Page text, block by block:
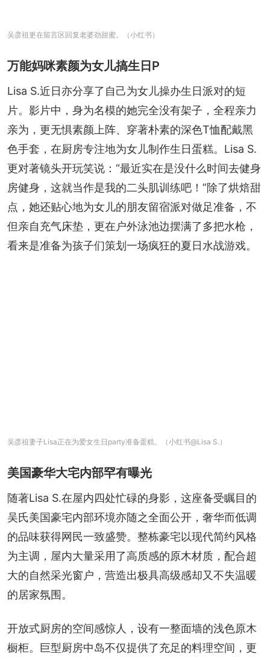
吴彦祖更在留言区回复老婆劲甜蜜。（小红书）
万能妈咪素颜为女儿搞生日P
Lisa S.近日亦分享了自己为女儿操办生日派对的短
片。影片中，身为名模的她完全没有架子，全程亲力
亲为，更无惧素颜上阵、穿著朴素的深色T恤配戴黑
色手套，在厨房专注地为女儿制作生日蛋糕。Lisa S.
更对著镜头开玩笑说：“最近实在是没什么时间去健身
房健身，这就当作是我的二头肌训练吧！”除了烘焙甜
点，她还贴心地为女儿的朋友留宿派对做足准备，不
但亲自充气床垫，更在户外泳池边摆满了多把水枪，
看来是准备为孩子们策划一场疯狂的夏日水战游戏。
吴彦祖妻子Lisa正在为爱女生日party准备蛋糕。（小红书@Lisa S.）
美国豪华大宅内部罕有曝光
随著Lisa S.在屋内四处忙碌的身影，这座备受瞩目的
吴氏美国豪宅内部环境亦随之全面公开，奢华而低调
的品味获得网民一致盛赞。整栋豪宅以现代简约风格
为主调，屋内大量采用了高质感的原木材质，配合超
大的自然采光窗户，营造出极具高级感却又不失温暖
的居家氛围。
开放式厨房的空间感惊人，设有一整面墙的浅色原木
橱柜。巨型厨房中岛不仅提供了充足的料理空间，更